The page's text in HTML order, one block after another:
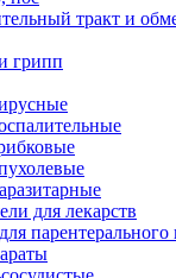
тракт и
грипп
для лекарств
парентерального